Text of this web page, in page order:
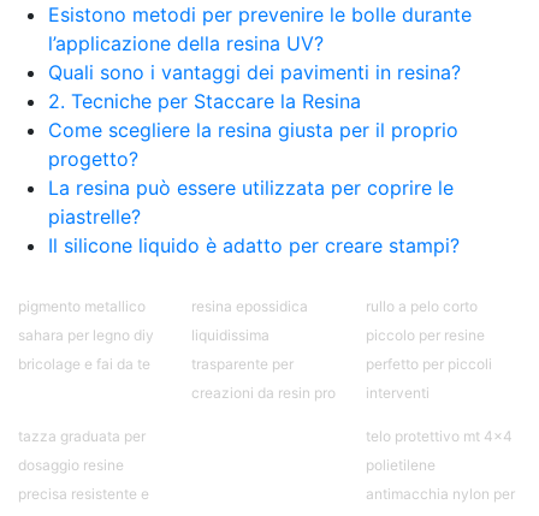
Esistono metodi per prevenire le bolle durante
l’applicazione della resina UV?
Quali sono i vantaggi dei pavimenti in resina?
2. Tecniche per Staccare la Resina
Come scegliere la resina giusta per il proprio
progetto?
La resina può essere utilizzata per coprire le
piastrelle?
Il silicone liquido è adatto per creare stampi?
pigmento metallico
sahara per legno diy
bricolage e fai da te
resina epossidica
liquidissima
trasparente per
creazioni da resin pro
rullo a pelo corto
piccolo per resine
perfetto per piccoli
interventi
tazza graduata per
dosaggio resine
precisa resistente e
telo protettivo mt 4x4
polietilene
antimacchia nylon per